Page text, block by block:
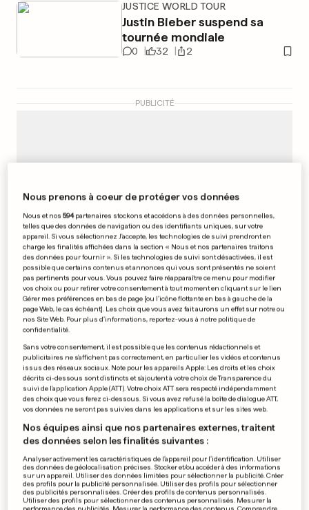
JUSTICE WORLD TOUR
Justin Bieber suspend sa
tournée mondiale
0 32 2
PUBLICITÉ
ALERTE
Tout le Luxembourg pourrait
être touché par de forts
orages
6 185 40
KARINE LE MARCHAND
«J'ai fait de la chirurgie, et je
l'assume!»
3 167 13
Nous prenons à coeur de protéger vos données
Nous et nos594partenaires stockons et accédons à des données personnelles,
telles que des données de navigation ou des identifiants uniques, sur votre
appareil. Si vous sélectionnez J'accepte, les technologies de suivi prendront en
charge les finalités affichées dans la section « Nous et nos partenaires traitons
des données pour fournir ». Si les technologies de suivi sont désactivées, il est
possible que certains contenus et annonces qui vous sont présentés ne soient
pas pertinents pour vous. Vous pouvez faire réapparaître ce menu pour modifier
vos choix ou pour retirer votre consentement à tout moment en cliquant sur le lien
Gérer mes préférences en bas de page [ou l'icône flottante en bas à gauche de la
page Web, le cas échéant]. Les choix que vous avez fait aurons un effet sur notre ou
nos Site Web. Pour plus d’informations, reportez-vous à notre politique de
confidentialité.
Sans votre consentement, il est possible que les contenus rédactionnels et
publicitaires ne s'affichent pas correctement, en particulier les vidéos et contenus
issus des réseaux sociaux. Note pour les appareils Apple: Les droits et les choix
décrits ci-dessous sont distincts et s'ajoutent à votre choix de Transparence du
suivi de l'application Apple (ATT). Votre choix ATT sera respecté indépendamment
des choix que vous ferez ci-dessous. Si vous avez refusé la boîte de dialogue ATT,
vos données ne seront pas suivies dans les applications et sur les sites web.
Nos équipes ainsi que nos partenaires externes, traitent
des données selon les finalités suivantes :
Analyser activement les caractéristiques de l’appareil pour l’identification. Utiliser
des données de géolocalisation précises. Stocker et/ou accéder à des informations
sur un appareil. Utiliser des données limitées pour sélectionner la publicité. Créer
des profils pour la publicité personnalisée. Utiliser des profils pour sélectionner
des publicités personnalisées. Créer des profils de contenus personnalisés.
Utiliser des profils pour sélectionner des contenus personnalisés. Mesurer la